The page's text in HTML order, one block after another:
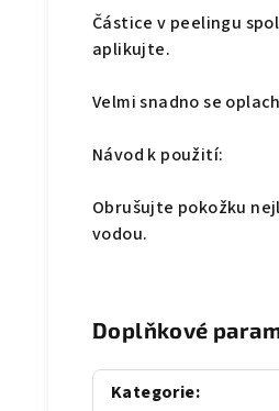
Částice v peelingu
aplikujte.
Velmi snadno se
Návod k použití:
Obrušujte pokožku
vodou.
Doplňkové
Kategorie: